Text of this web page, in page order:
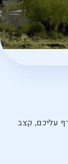
עליכם, קצב